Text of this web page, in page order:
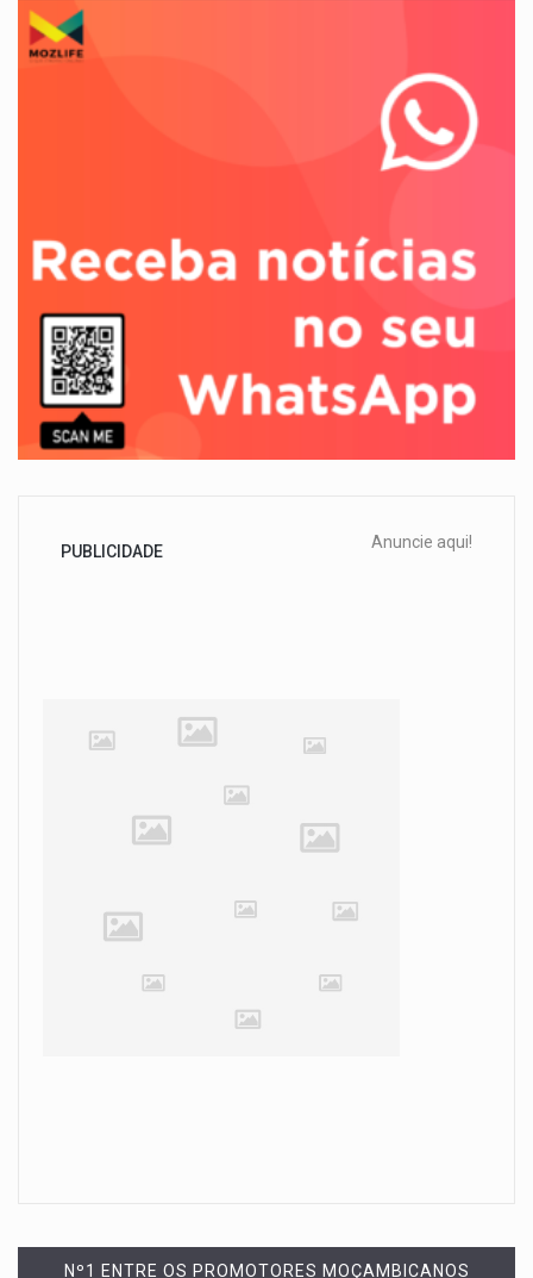
PUBLICIDADE Anuncie aqui!
Nº1 ENTRE OS PROMOTORES MOÇAMBICANOS